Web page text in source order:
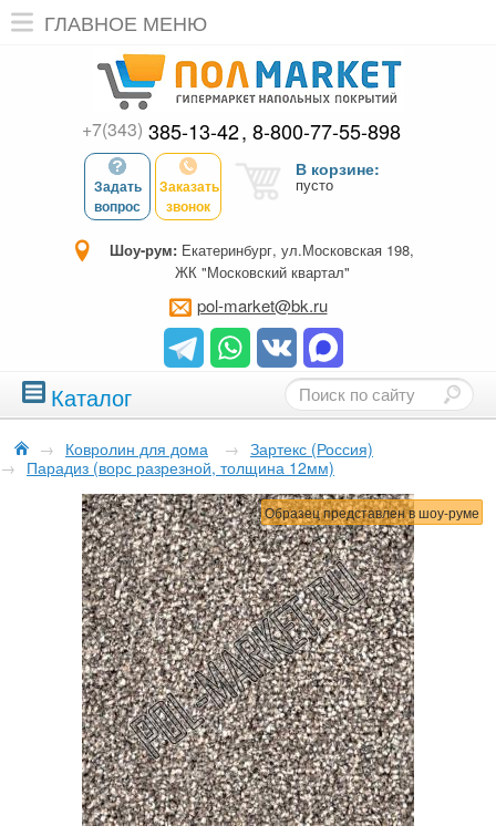
ГЛАВНОЕ МЕНЮ
+7(343) 385-13-42 8-800-77-55-898
Задать
вопрос
Заказать
звонок
В корзине:
пусто
Шоу-рум: Екатеринбург, ул.Московская 198,
ЖК "Московский квартал"
pol-market@bk.ru
Каталог
→ Ковролин для дома → Зартекс (Россия)
→ Парадиз (ворс разрезной, толщина 12мм)
Образец представлен в шоу-руме